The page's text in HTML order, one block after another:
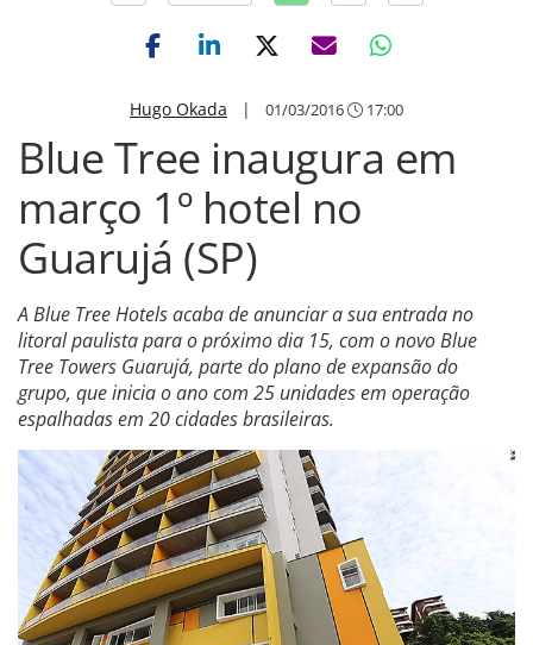
Hugo Okada | 01/03/2016 17:00
Blue Tree inaugura em
março 1º hotel no
Guarujá (SP)
A Blue Tree Hotels acaba de anunciar a sua entrada no
litoral paulista para o próximo dia 15, com o novo Blue
Tree Towers Guarujá, parte do plano de expansão do
grupo, que inicia o ano com 25 unidades em operação
espalhadas em 20 cidades brasileiras.